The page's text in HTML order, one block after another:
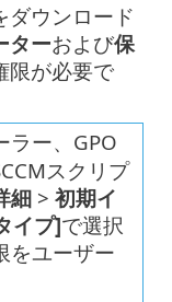
ダウンロード
ターおよび保
限が必要で
ラー、GPO
スクリプ
細 > 初期イ
イプ]で選択
をユーザー